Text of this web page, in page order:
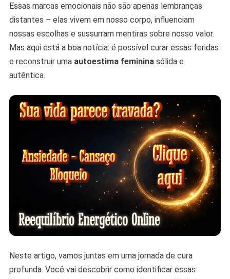
Essas marcas emocionais não são apenas lembranças
distantes – elas vivem em nosso corpo, influenciam
nossas escolhas e sussurram mentiras sobre nosso valor.
Mas aqui está a boa notícia: é possível curar essas feridas
e reconstruir uma autoestima femininasólida e
autêntica.
Neste artigo, vamos juntas em uma jornada de cura
profunda. Você vai descobrir como identificar essas